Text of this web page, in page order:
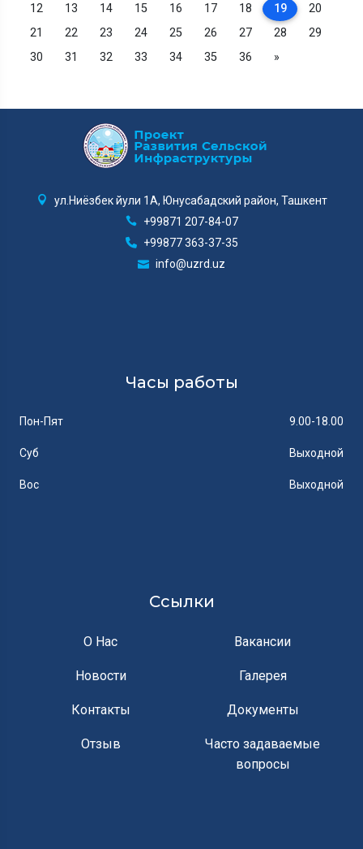
12
13 14 15 16 17 18 19
20
21
22 23 24 25 26 27 28
29
30
31 32 33 34 35 36 »
ул.Ниёзбек йули 1А, Юнусабадский район, Ташкент
+99871 207-84-07
+99877 363-37-35
info@uzrd.uz
Часы работы
Пон-Пят 9.00-18.00
Суб Выходной
Вос Выходной
Ссылки
О Нас Вакансии
Новости Галерея
Контакты Документы
Отзыв
Часто задаваемые
вопросы